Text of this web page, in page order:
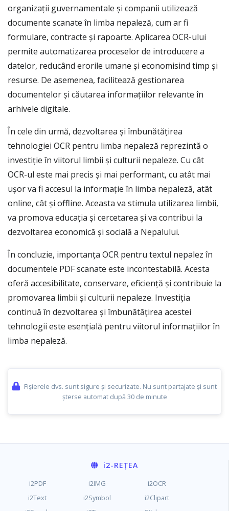
organizații guvernamentale și companii utilizează
documente scanate în limba nepaleză, cum ar fi
formulare, contracte și rapoarte. Aplicarea OCR-ului
permite automatizarea proceselor de introducere a
datelor, reducând erorile umane și economisind timp și
resurse. De asemenea, facilitează gestionarea
documentelor și căutarea informațiilor relevante în
arhivele digitale.
În cele din urmă, dezvoltarea și îmbunătățirea
tehnologiei OCR pentru limba nepaleză reprezintă o
investiție în viitorul limbii și culturii nepaleze. Cu cât
OCR-ul este mai precis și mai performant, cu atât mai
ușor va fi accesul la informație în limba nepaleză, atât
online, cât și offline. Aceasta va stimula utilizarea limbii,
va promova educația și cercetarea și va contribui la
dezvoltarea economică și socială a Nepalului.
În concluzie, importanța OCR pentru textul nepalez în
documentele PDF scanate este incontestabilă. Acesta
oferă accesibilitate, conservare, eficiență și contribuie la
promovarea limbii și culturii nepaleze. Investiția
continuă în dezvoltarea și îmbunătățirea acestei
tehnologii este esențială pentru viitorul informațiilor în
limba nepaleză.
Fișierele dvs. sunt sigure și securizate. Nu sunt partajate și sunt
șterse automat după 30 de minute
i2-REȚEA
i2PDF i2IMG
i2OCR
i2Text
i2Symbol
i2Clipart